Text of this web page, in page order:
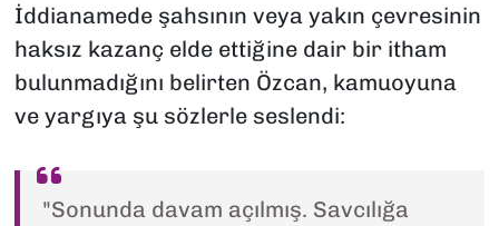
İddianamede şahsının veya yakın çevresinin
haksız kazanç elde ettiğine dair bir itham
bulunmadığını belirten Özcan, kamuoyuna
ve yargıya şu sözlerle seslendi:
"Sonunda davam açılmış. Savcılığa